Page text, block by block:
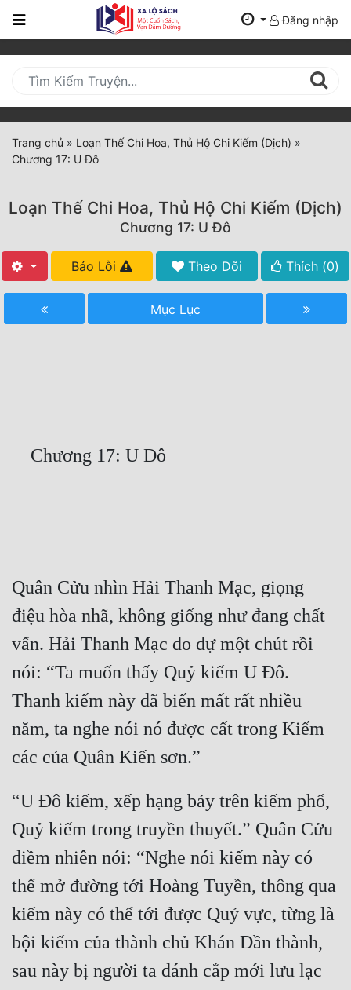
Trang
Mới
Cập
Nhật
(current)
Thể Loại
Tất Cả
Hoàn Thành
Cung Đấu
Cạnh Kỹ
Dị Giới
Dị Năng
Góc Nhìn Nữ
Huyền Huyễn
Đăng nhập
Trang chủ » Loạn Thế Chi Hoa, Thủ Hộ Chi Kiếm (Dịch) »
Chương 17: U Đô
Loạn Thế Chi Hoa, Thủ Hộ Chi Kiếm (Dịch)
Chương 17: U Đô
Báo Lỗi Theo Dõi Thích (0)
Mục Lục
Quân Cửu nhìn Hải Thanh Mạc, giọng
điệu hòa nhã, không giống như đang chất
vấn. Hải Thanh Mạc do dự một chút rồi
nói: “Ta muốn thấy Quỷ kiếm U Đô.
Thanh kiếm này đã biến mất rất nhiều
năm, ta nghe nói nó được cất trong Kiếm
“U Đô kiếm, xếp hạng bảy trên kiếm phổ,
Quỷ kiếm trong truyền thuyết.” Quân Cửu
điềm nhiên nói: “Nghe nói kiếm này có
thể mở đường tới Hoàng Tuyền, thông qua
kiếm này có thể tới được Quỷ vực, từng là
bội kiếm của thành chủ Khán Dần thành,
sau này bị người ta đánh cắp mới lưu lạc